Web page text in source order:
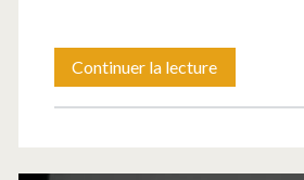
Continuer la lectureQu’est-
ce